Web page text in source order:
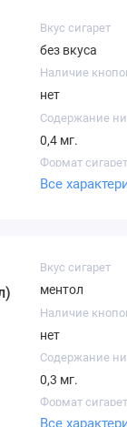
Вкус сигарет
без вкуса
Наличие
нет
Содержание
0,4 мг.
Формат сигарет
Нано
Все
Вкус сигарет
ментол
Наличие
нет
Содержание
0,3 мг.
Формат сигарет